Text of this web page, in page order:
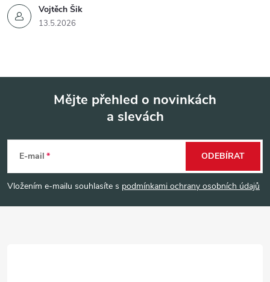
Vojtěch Šik
13.5.2026
p
a
Mějte přehled o novinkách
a slevách
E-mail
Vložením e-mailu souhlasíte s podmínkami ochrany osobních údajů
ODEBÍRAT